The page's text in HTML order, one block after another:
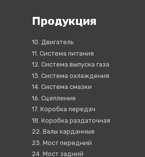
Продукция
10. Двигатель
11. Система питания
12. Система выпуска газа
13. Система охлаждения
14. Система смазки
16. Сцепление
17. Коробка передач
18. Коробка раздаточная
22. Валы карданные
23. Мост передний
24. Мост задний